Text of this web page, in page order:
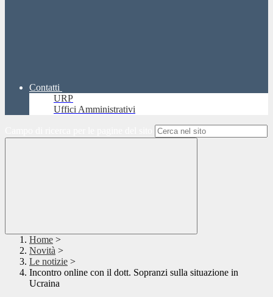
Contatti
URP
Uffici Amministrativi
Home >
Novità >
Le notizie >
Incontro online con il dott. Sopranzi sulla situazione in
Ucraina